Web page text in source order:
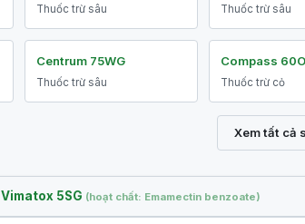
Thuốc trừ sâu Thuốc trừ sâu
Centrum 75WG
Thuốc trừ sâu
Compass
Thuốc trừ cỏ
Xem tất cả
Vimatox 5SG (hoạt chất: Emamectin benzoate)